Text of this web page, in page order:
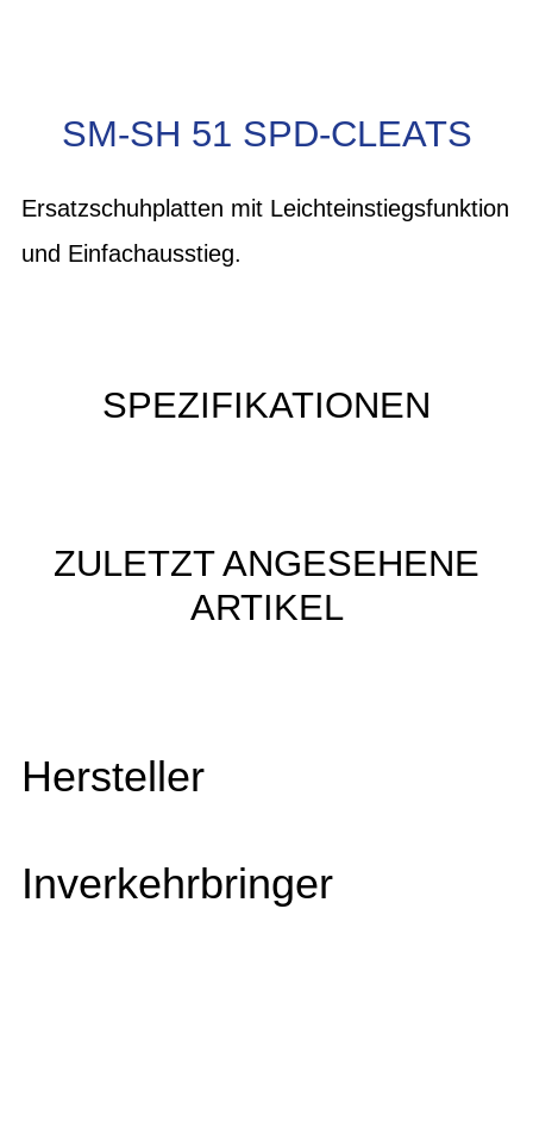
SM-SH 51 SPD-CLEATS
Ersatzschuhplatten mit Leichteinstiegsfunktion
und Einfachausstieg.
SPEZIFIKATIONEN
ZULETZT ANGESEHENE
ARTIKEL
Hersteller
Inverkehrbringer